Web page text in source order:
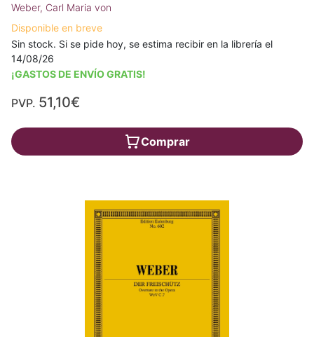
Weber, Carl Maria von
Disponible en breve
Sin stock. Si se pide hoy, se estima recibir en la librería el
14/08/26
¡GASTOS DE ENVÍO GRATIS!
PVP. 51,10€
Comprar